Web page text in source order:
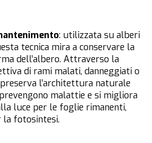
: utilizzata su alberi
tecnica mira a conservare la
dell’albero. Attraverso la
di rami malati, danneggiati o
l’architettura naturale
malattie e si migliora
luce per le foglie rimanenti,
la fotosintesi.